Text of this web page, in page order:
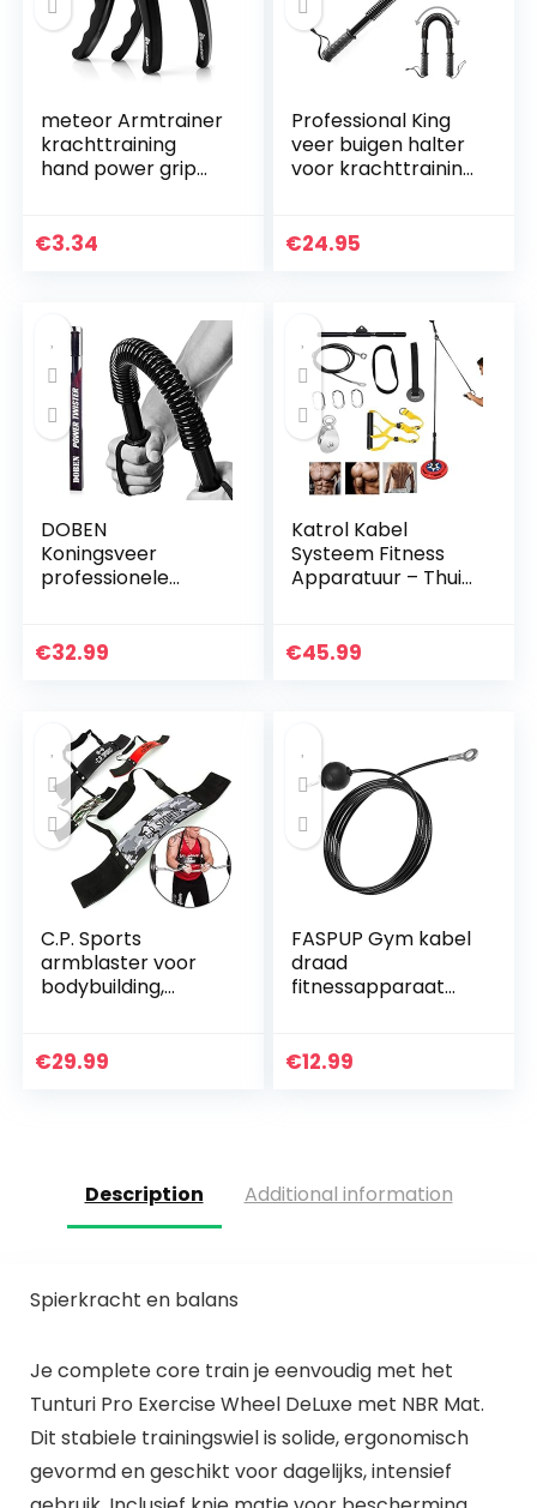
meteor Armtrainer
krachttraining
hand power grip
krachttraining
€3.34
Professional King
veer buigen halter
voor krachttraining
flexibele veer
€24.95
DOBEN
Koningsveer
professionele
fitness 20 kg, 30 kg,
€32.99
Katrol Kabel
Systeem Fitness
Apparatuur – Thuis
Armmachines
€45.99
C.P. Sports
armblaster voor
bodybuilding,
bicepstrainer,
€29.99
FASPUP Gym kabel
draad
fitnessapparaat
kabel fitness home
€12.99
Description Additional information
Spierkracht en balans
Je complete core train je eenvoudig met het
Tunturi Pro Exercise Wheel DeLuxe met NBR Mat.
Dit stabiele trainingswiel is solide, ergonomisch
gevormd en geschikt voor dagelijks, intensief